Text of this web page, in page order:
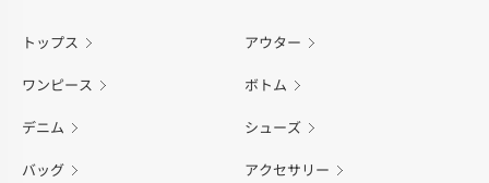
トップス アウター
ワンピース ボトム
デニム シューズ
バッグ アクセサリー